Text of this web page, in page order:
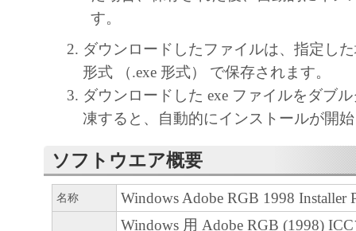
用であること、または本ソフトウェア
と、その他本ソフトウェアに関してい
しません。
キヤノン、キヤノンマーケティングジ
よびキヤノンのライセンサーは、本ソ
失、損害等について、いかなる場合に
任を負いません。
ユーザーは、日本国政府または該当国
す。
ダウンロードしたファイルは、指定し
形式 （.exe 形式） で保存されます。
ダウンロードした exe ファイルをダブ
凍すると、自動的にインストールが開
ソフトウエア概要
名称 Windows Adobe RGB 1998 Installer
Windows 用 Adobe RGB (1998)